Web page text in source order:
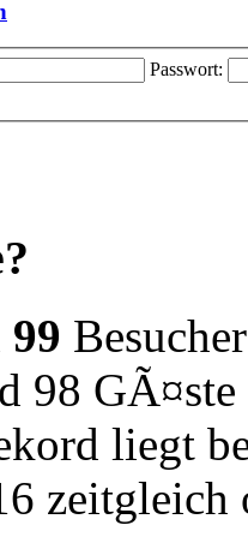
Passwort:
99
98 GÃ¤ste
liegt
zeitgleich